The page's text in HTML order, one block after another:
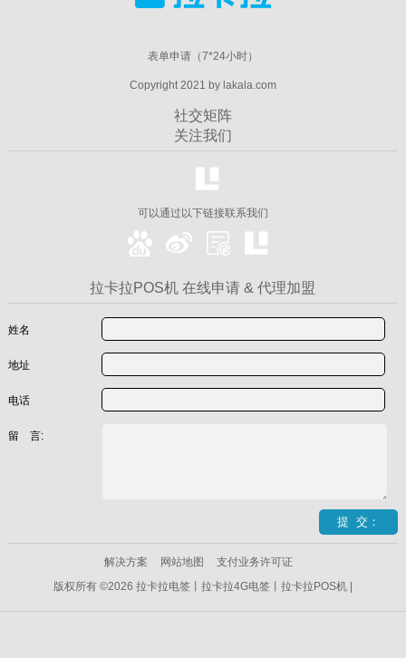
表单申请（7*24小时）
Copyright 2021 by lakala.com
社交矩阵
关注我们
可以通过以下链接联系我们
拉卡拉POS机 在线申请 & 代理加盟
姓名
地址
电话
留 言:
解决方案 网站地图
支付业务许可证
版权所有 ©2026 拉卡拉电签丨拉卡拉4G电签丨拉卡拉POS机 |